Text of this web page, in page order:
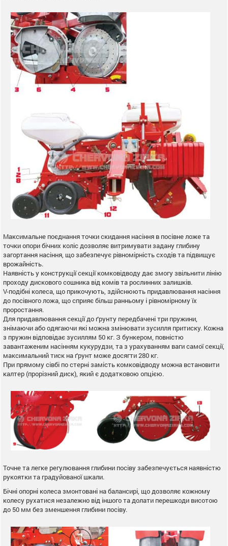
Максимальне поєднання точки скидання насіння в посівне ложе та
точки опори бічних коліс дозволяє витримувати задану глибину
загортання насіння, що забезпечує рівномірність сходів та підвищує
врожайність.
Наявність у конструкції секції комковідводу дає змогу звільнити лінію
проходу дискового сошника від комів та рослинних залишків.
V-подібні колеса, що прикочують, здійснюють придавлювання насіння
до посівного ложа, що сприяє більш ранньому і рівномірному їх
проростання.
Для придавлювання секції до ґрунту передбачені три пружини,
знімаючи або одягаючи які можна змінювати зусилля притиску. Кожна
з пружин відповідає зусиллям 50 кг. З бункером, повністю
завантаженим насінням кукурудзи, та з урахуванням ваги самої секції,
максимальний тиск на ґрунт може досягти 280 кг.
При прямому сівбі по стерні замість комковідводу можна встановити
калтер (прорізний диск), який є додатковою опцією.
Точне та легке регулювання глибини посіву забезпечується наявністю
рукоятки та градуйованої шкали.
Бічні опорні колеса змонтовані на балансирі, що дозволяє кожному
колесу рухатися незалежно від іншого та долати перешкоди висотою
до 50 мм без зменшення глибини посіву.